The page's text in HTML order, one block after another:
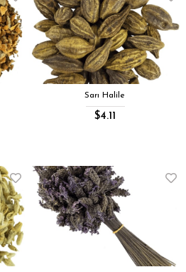
Sarı Halile
$4.11